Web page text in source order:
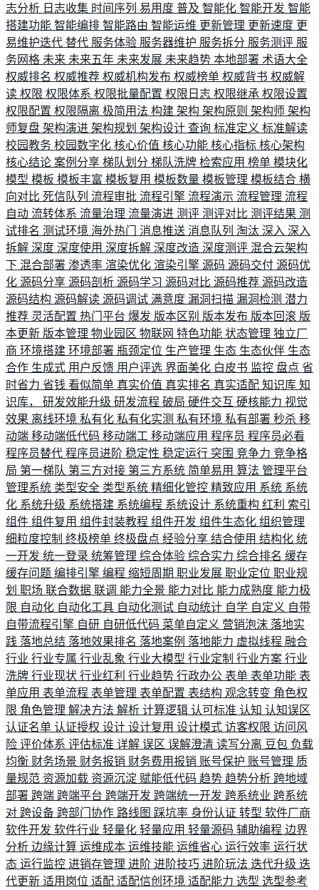
志分析 日志收集 时间序列 易用度 普及 智能化 智能开发 智能
搭建功能 智能编排 智能路由 智能运维 更新管理 更新速度 更
易维护迭代 替代 服务体验 服务器维护 服务拆分 服务测评 服
务网格 未来 未来五年 未来发展 未来趋势 本地部署 术语大全
权威排名 权威推荐 权威机构发布 权威榜单 权威背书 权威解
读 权限 权限体系 权限批量配置 权限日志 权限继承 权限设置
权限配置 权限隔离 极简用法 构建 架构 架构原则 架构师 架构
师复盘 架构演进 架构规划 架构设计 查询 标准定义 标准解读
校园教务 校园数字化 核心价值 核心功能 核心指标 核心架构
核心结论 案例分享 梯队划分 梯队洗牌 检索应用 榜单 模块化
模型 模板 模板丰富 模板复用 模板数量 模板管理 模板结合 横
向对比 死信队列 流程审批 流程引擎 流程演示 流程管理 流程
自动 流转体系 流量治理 流量演进 测评 测评对比 测评结果 测
试排名 测试环境 海外热门 消息推送 消息队列 淘汰 深入 深入
拆解 深度 深度使用 深度拆解 深度改造 深度测评 混合云架构
下 混合部署 渗透率 渲染优化 渲染引擎 源码 源码交付 源码优
化 源码分享 源码剖析 源码学习 源码对比 源码推荐 源码改造
源码结构 源码解读 源码调试 满意度 漏洞扫描 漏洞检测 潜力
推荐 灵活配置 热门平台 爆发 版本区别 版本发布 版本回滚 版
本更新 版本管理 物业园区 物联网 特色功能 状态管理 独立厂
商 环境搭建 环境部署 瓶颈定位 生产管理 生态 生态伙伴 生态
合作 生成式 用户反馈 用户评选 界面美化 白皮书 监控 盘点 省
时省力 省钱 看似简单 真实价值 真实排名 真实适配 知识库 知
识库， 研发效能升级 研发流程 破局 硬件交互 硬核能力 视觉
效果 离线环境 私有化 私有化实测 私有环境 私有部署 秒杀 移
动端 移动端低代码 移动端工 移动端应用 程序员 程序员必看
程序员替代 程序员进阶 稳定性 稳定运行 突围 竞争力 竞争格
局 第一梯队 第三方对接 第三方系统 简单易用 算法 管理平台
管理系统 类型安全 类型系统 精细化管控 精致应用 系统 系统
化 系统升级 系统搭建 系统编程 系统设计 系统重构 红利 索引
组件 组件复用 组件封装教程 组件开发 组件生态化 组织管理
细粒度控制 终极榜单 终极盘点 经验分享 结合使用 结构化 统
一开发 统一登录 统筹管理 综合体验 综合实力 综合排名 缓存
缓存问题 编排引擎 编程 缩短周期 职业发展 职业定位 职业规
划 职场 联合数据 联调 能力全景 能力对比 能力成熟度 能力极
限 自动化 自动化工具 自动化测试 自动统计 自学 自定义 自带
自带流程引擎 自研 自研低代码 菜单自定义 营销泡沫 落地实
践 落地总结 落地效果排名 落地案例 落地能力 虚拟线程 融合
行业 行业专属 行业乱象 行业大模型 行业定制 行业方案 行业
洗牌 行业现状 行业红利 行业趋势 行政办公 表单 表单功能 表
单应用 表单流程 表单管理 表单配置 表结构 观念转变 角色权
限 角色管理 解决方法 解析 计算逻辑 认可标准 认知 认知误区
认证名单 认证授权 设计 设计复用 设计模式 访客权限 访问风
险 评价体系 评估标准 详解 误区 误解澄清 读写分离 豆包 负载
均衡 财务场景 财务报销 财务费用报销 账号保护 账号管理 质
量规范 资源加载 资源沉淀 赋能低代码 趋势 趋势分析 跨地域
部署 跨端 跨端平台 跨端开发 跨端统一开发 跨系统业 跨系统
对 跨设备 跨部门协作 路线图 踩坑率 身份认证 转型 软件厂商
软件开发 软件行业 轻量化 轻量应用 轻量源码 辅助编程 边界
分析 边缘计算 运维成本 运维技能 运维省心 运行效率 运行状
态 运行监控 进销存管理 进阶 进阶技巧 进阶玩法 迭代升级 迭
代更新 适用岗位 适配 适配信创环境 适配能力 选型 选型参考